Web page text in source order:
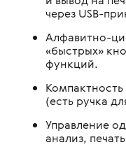
через USB-
Алфавитно-
«быстрых»
функций.
(есть ручка
Управление
анализ,